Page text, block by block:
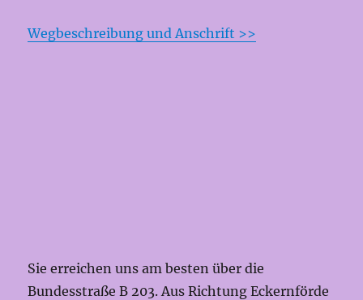
Wegbeschreibung und Anschrift >>
Sie erreichen uns am besten über die
Bundesstraße B 203. Aus Richtung Eckernförde